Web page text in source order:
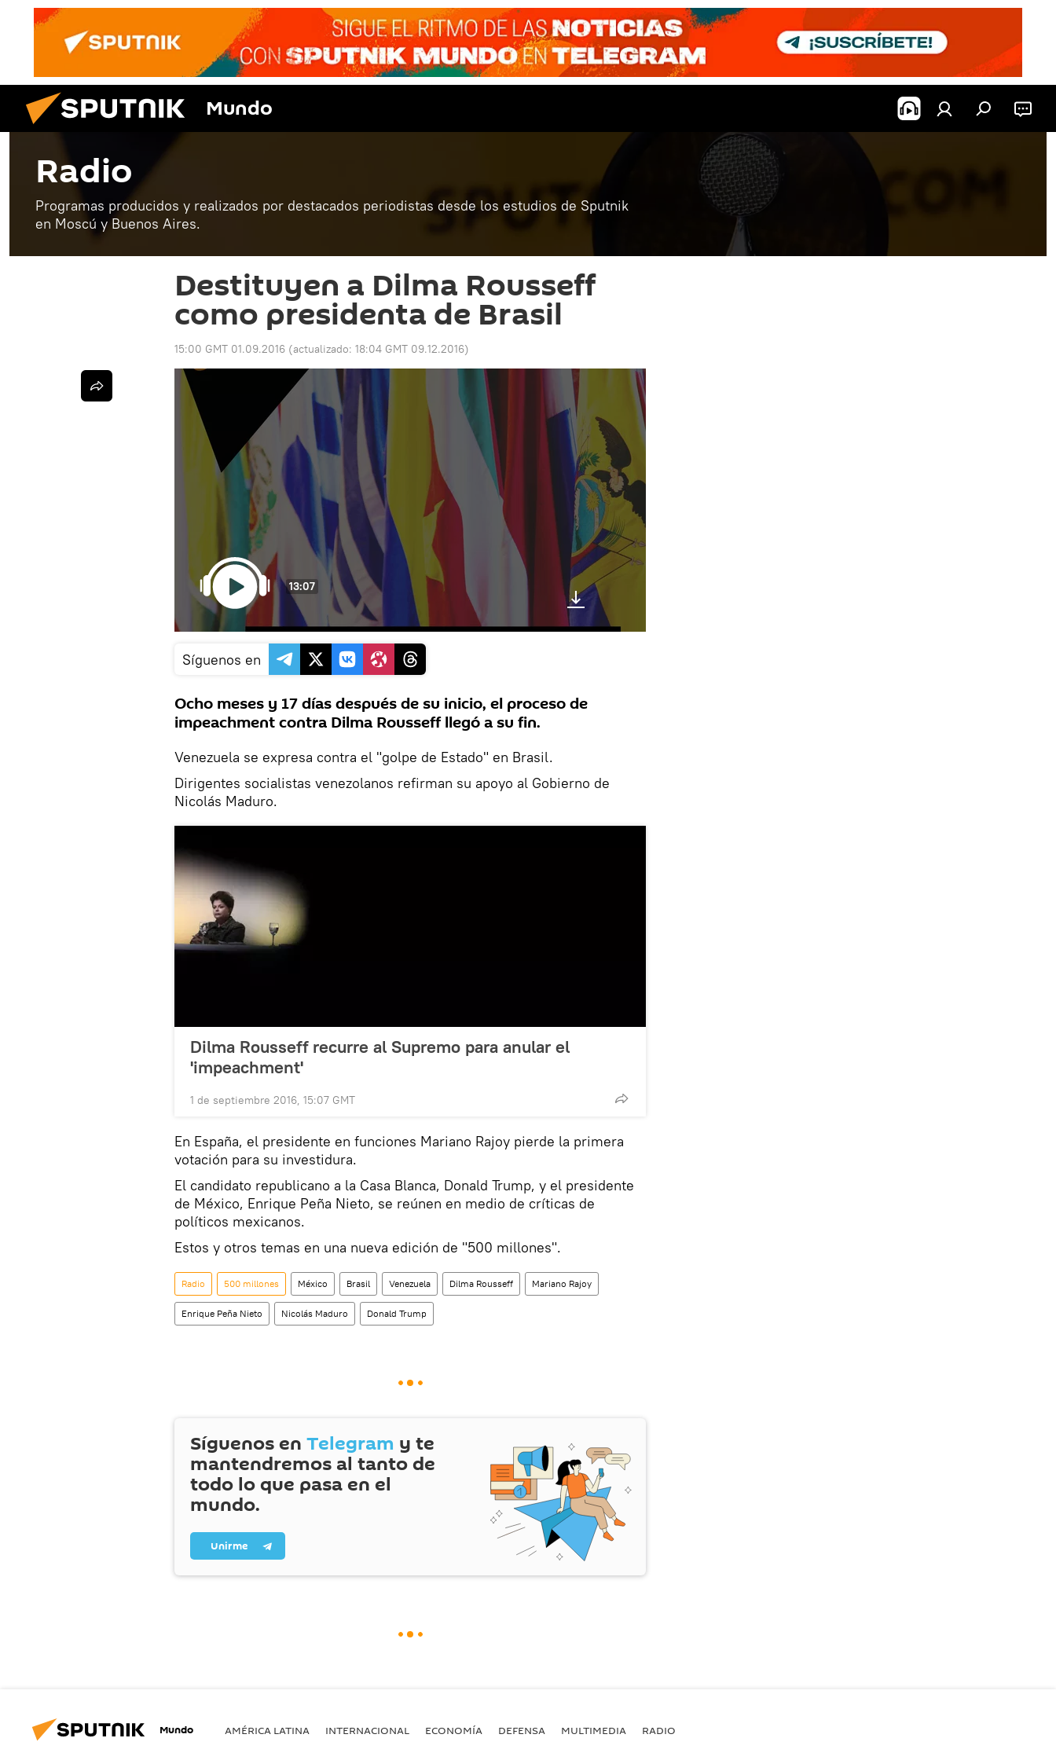
Mundo
Radio
Programas producidos y realizados por destacados periodistas desde los estudios de Sputnik
en Moscú y Buenos Aires.
Destituyen a Dilma Rousseff
como presidenta de Brasil
15:00 GMT 01.09.2016 (actualizado: 18:04 GMT 09.12.2016)
13:07
Síguenos en
Ocho meses y 17 días después de su inicio, el proceso de
impeachment contra Dilma Rousseff llegó a su fin.
Venezuela se expresa contra el "golpe de Estado" en Brasil.
Dirigentes socialistas venezolanos refirman su apoyo al Gobierno de
Nicolás Maduro.
Dilma Rousseff recurre al Supremo para anular el
'impeachment'
1 de septiembre 2016, 15:07 GMT
En España, el presidente en funciones Mariano Rajoy pierde la primera
votación para su investidura.
El candidato republicano a la Casa Blanca, Donald Trump, y el presidente
de México, Enrique Peña Nieto, se reúnen en medio de críticas de
políticos mexicanos.
Estos y otros temas en una nueva edición de "500 millones".
Radio 500 millones México Brasil Venezuela Dilma Rousseff Mariano Rajoy
Enrique Peña Nieto Nicolás Maduro Donald Trump
Síguenos en Telegram y te
mantendremos al tanto de
todo lo que pasa en el
mundo.
Unirme
Mundo AMÉRICA LATINA INTERNACIONAL ECONOMÍA DEFENSA MULTIMEDIA RADIO